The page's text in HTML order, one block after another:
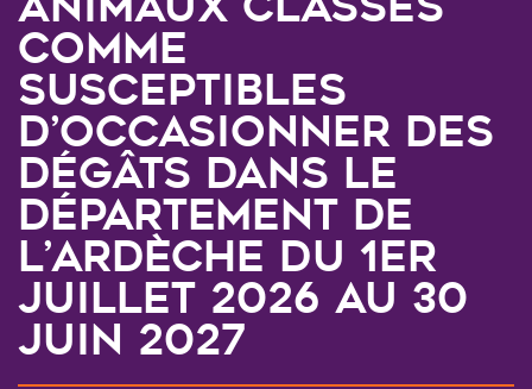
comme
susceptibles
d’occasionner des
dégâts dans le
département de
l’Ardèche du 1er
juillet 2026 au 30
juin 2027